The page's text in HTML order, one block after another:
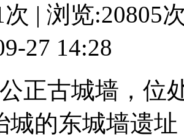
| 浏览:20805
27 14:28
正古城墙，位
城的东城墙遗